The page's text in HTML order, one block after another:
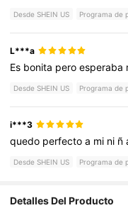
Desde SHEIN US Programa de
L***a
Es bonita peroesperaba
Desde SHEIN US Programa de
i***3
quedo perfectoa mi ni ñ
Desde SHEIN US Programa de
Detalles Del Producto